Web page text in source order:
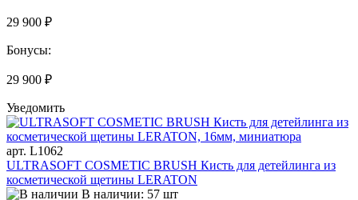
29 900 ₽
Бонусы:
29 900 ₽
Уведомить
арт. L1062
ULTRASOFT COSMETIC BRUSH Кисть для детейлинга из
косметической щетины LERATON
В наличии: 57 шт